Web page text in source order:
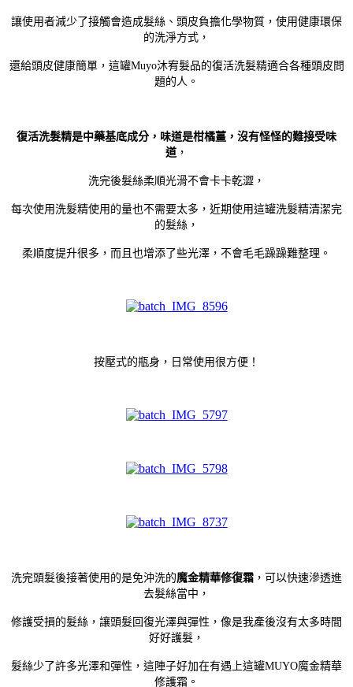
讓使用者減少了接觸會造成髮絲、頭皮負擔化學物質，使用健康環保
的洗淨方式，
還給頭皮健康簡單，這罐Muyo沐宥髮品的復活洗髮精適合各種頭皮問
題的人。
復活洗髮精是中藥基底成分，味道是柑橘薑，沒有怪怪的難接受味
道 ，
洗完後髮絲柔順光滑不會卡卡乾澀，
每次使用洗髮精使用的量也不需要太多，近期使用這罐洗髮精清潔完
的髮絲，
柔順度提升很多，而且也增添了些光澤，不會毛毛躁躁難整理。
按壓式的瓶身，日常使用很方便！
洗完頭髮後接著使用的是免沖洗的魔金精華修復霜 ，可以快速滲透進
去髮絲當中，
修護受損的髮絲，讓頭髮回復光澤與彈性，像是我產後沒有太多時間
好好護髮，
髮絲少了許多光澤和彈性，這陣子好加在有遇上這罐MUYO魔金精華
修護霜。